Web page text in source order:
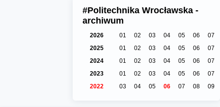
#Politechnika Wrocławska -
archiwum
2026 01 02 03 04 05 06
07
2025
01 02 03 04 05 06
07
2024
01 02 03 04 05 06
07
2023
01 02 03 04 05 06
07
2022
03 04 05 06 07 08 09